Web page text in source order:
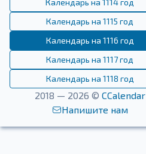
Календарь на 1114 год
Календарь на 1115 год
Календарь на 1116 год
Календарь на 1117 год
Календарь на 1118 год
2018 — 2026 © CCalendar
Напишите нам